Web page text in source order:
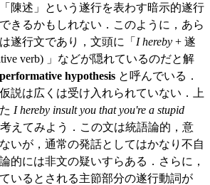
陳述」という遂行を表わす暗示的遂行
きるかもしれない．このように，あら
遂行文であり，文頭に「 I hereby + 遂
verb) 」などが隠れているのだと解
performative hypothesis と呼んでいる．
説は広くは受け入れられていない．上
I hereby insult you that you're a stupid
えてみよう．この文は統語論的，意
いが，通常の発話としてはかなり不自
的には非文の疑いすらある．さらに，
いるとされる主節部分の遂行動詞が